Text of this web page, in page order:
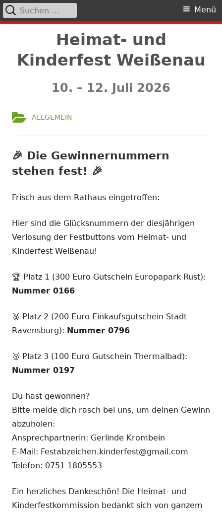
Inhalt
Heimat- und
Kinderfest Weißenau
10. – 12. Juli 2026
Primäres
Menü
Suchen
nach:
KATEGORIE:
ALLGEMEIN
🎉 Die Gewinnernummern
stehen fest! 🎉
Frisch aus dem Rathaus eingetroffen:
Hier sind die Glücksnummern der diesjährigen
Verlosung der Festbuttons vom Heimat- und
Kinderfest Weißenau!
🏆 Platz 1 (300 Euro Gutschein Europapark Rust):
Nummer 0166
🥈 Platz 2 (200 Euro Einkaufsgutschein Stadt
Ravensburg): Nummer 0796
🥉 Platz 3 (100 Euro Gutschein Thermalbad):
Nummer 0197
Du hast gewonnen?
Bitte melde dich rasch bei uns, um deinen Gewinn
abzuholen:
Ansprechpartnerin: Gerlinde Krombein
E-Mail: Festabzeichen.kinderfest@gmail.com
Telefon: 0751 1805553
Ein herzliches Dankeschön! Die Heimat- und
Kinderfestkommission bedankt sich von ganzem